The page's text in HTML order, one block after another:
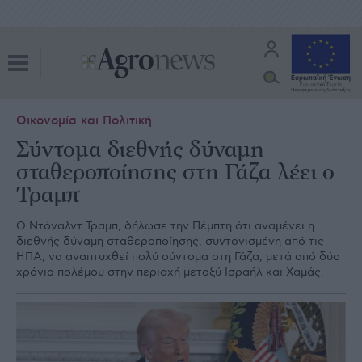
Οικονομία και Πολιτική
Σύντομα διεθνής δύναμη
σταθεροποίησης στη Γάζα λέει ο
Τραμπ
Ο Ντόναλντ Τραμπ, δήλωσε την Πέμπτη ότι αναμένει η
διεθνής δύναμη σταθεροποίησης, συντονισμένη από τις
ΗΠΑ, να αναπτυχθεί πολύ σύντομα στη Γάζα, μετά από δύο
χρόνια πολέμου στην περιοχή μεταξύ Ισραήλ και Χαμάς.